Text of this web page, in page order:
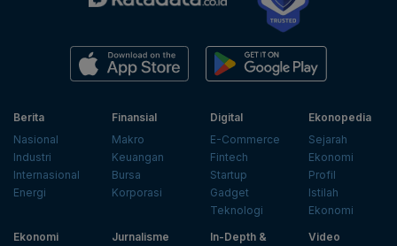
Berita
Nasional
Industri
Internasional
Energi
Finansial
Makro
Keuangan
Bursa
Korporasi
Digital
E-Commerce
Fintech
Startup
Gadget
Teknologi
Ekonopedia
Sejarah
Ekonomi
Profil
Istilah
Ekonomi
Ekonomi
Jurnalisme
In-Depth &
Video